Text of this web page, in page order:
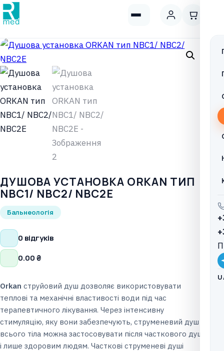
ДУШОВА УСТАНОВКА ORKAN ТИП
NBC1/ NBC2/ NBC2Е
Бальнеологія
0 відгуків
0.00₴
Orkan струйовий душ дозволяє використовувати
теплові та механічні властивості води під час
терапевтичного лікування. Через інтенсивну
стимуляцію, яку вони забезпечують, струменевий душ
всього тіла можна застосовувати після часткового душу
і лише здоровим людям. Часткові струменеві душі